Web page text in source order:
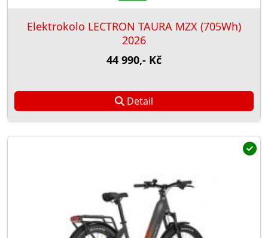
Elektrokolo LECTRON TAURA MZX (705Wh)
2026
44 990,- Kč
Detail